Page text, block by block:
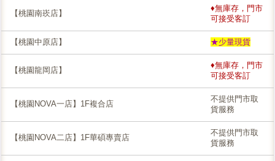
【桃園南崁店】
♦無庫存，門市
可接受客訂
【桃園中原店】 ★少量現貨
【桃園龍岡店】
♦無庫存，門市
可接受客訂
【桃園NOVA一店】1F複合店
不提供門市取
貨服務
【桃園NOVA二店】1F華碩專賣店
不提供門市取
貨服務